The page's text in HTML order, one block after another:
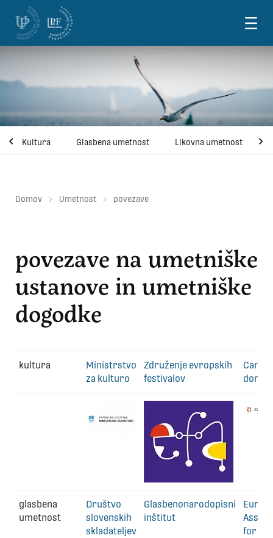
Skoči na vsebino
Kultura Glasbena umetnost Likovna umetnost
Domov Umetnost povezave
povezave na umetniške
ustanove in umetniške
dogodke
kultura
Ministrstvo
za kulturo
Združenje evropskih
festivalov
dom
glasbena
umetnost
Društvo
slovenskih
skladateljev
Glasbenonarodopisni
inštitut
for